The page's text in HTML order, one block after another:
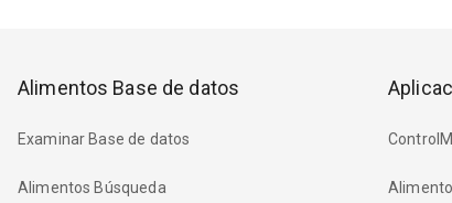
Alimentos Base de datos
Examinar Base de datos
Alimentos Búsqueda